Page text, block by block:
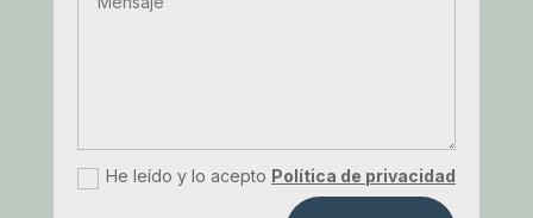
He leído y lo acepto Política de privacidad